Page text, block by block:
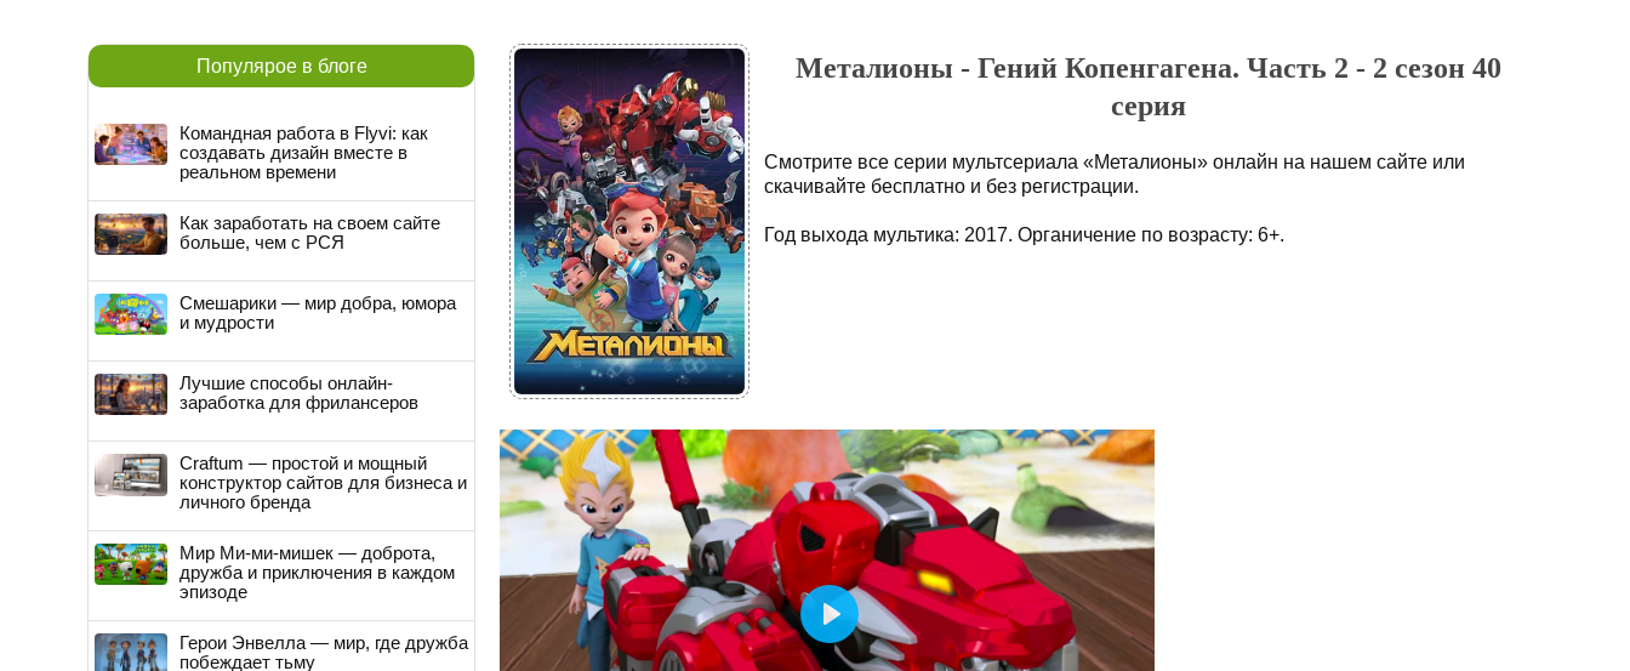
Металионы - Гений Копенгагена. Часть 2 - 2 сезон 40
серия
Смотрите все серии мультсериала «Металионы» онлайн на нашем сайте или
скачивайте бесплатно и без регистрации.
Год выхода мультика: 2017. Органичение по возрасту: 6+.
Play
Популярое в блоге
Командная работа в Flyvi: как
создавать дизайн вместе в
реальном времени
Как заработать на своем сайте
больше, чем с РСЯ
Смешарики — мир добра, юмора
и мудрости
Лучшие способы онлайн-
заработка для фрилансеров
Craftum — простой и мощный
конструктор сайтов для бизнеса и
личного бренда
Мир Ми-ми-мишек — доброта,
дружба и приключения в каждом
эпизоде
Герои Энвелла — мир, где дружба
побеждает тьму